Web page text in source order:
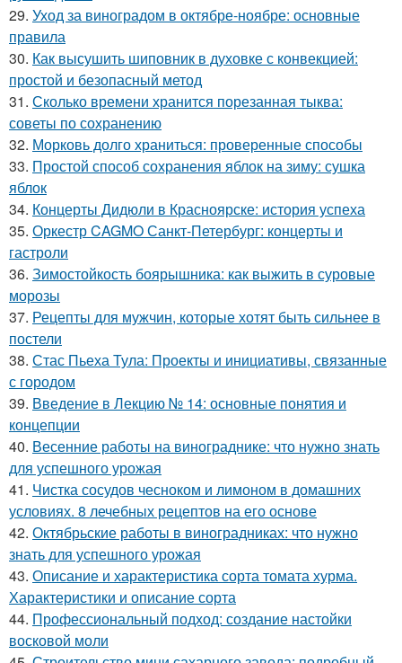
29. Уход за виноградом в октябре-ноябре: основные
правила
30. Как высушить шиповник в духовке с конвекцией:
простой и безопасный метод
31. Сколько времени хранится порезанная тыква:
советы по сохранению
32. Морковь долго храниться: проверенные способы
33. Простой способ сохранения яблок на зиму: сушка
яблок
34. Концерты Дидюли в Красноярске: история успеха
35. Оркестр CAGMO Санкт-Петербург: концерты и
гастроли
36. Зимостойкость боярышника: как выжить в суровые
морозы
37. Рецепты для мужчин, которые хотят быть сильнее в
постели
38. Стас Пьеха Тула: Проекты и инициативы, связанные
с городом
39. Введение в Лекцию № 14: основные понятия и
концепции
40. Весенние работы на винограднике: что нужно знать
для успешного урожая
41. Чистка сосудов чесноком и лимоном в домашних
условиях. 8 лечебных рецептов на его основе
42. Октябрьские работы в виноградниках: что нужно
знать для успешного урожая
43. Описание и характеристика сорта томата хурма.
Характеристики и описание сорта
44. Профессиональный подход: создание настойки
восковой моли